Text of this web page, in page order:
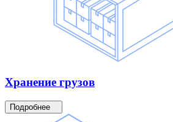
Хранение грузов
Подробнее